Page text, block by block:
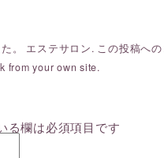
。 エステサロン. この投稿へ
from your own site.
る欄は必須項目です